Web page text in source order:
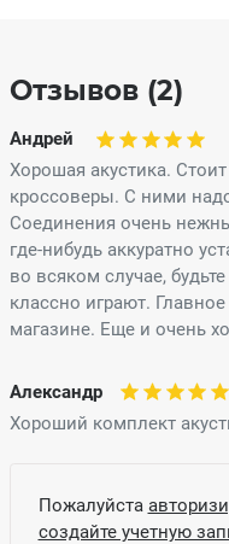
Отзывов (2)
Андрей
Хорошая акустика.
кроссоверы. С ними
Соединения очень
где-нибудь аккуратно
во всяком случае,
классно играют.
магазине. Еще и очень
Александр
Хороший комплект
Пожалуйста
создайте учетную